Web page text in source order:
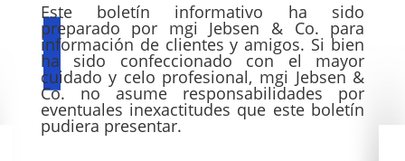
Este boletín informativo ha sido
preparado por mgi Jebsen & Co. para
información de clientes y amigos. Si bien
ha sido confeccionado con el mayor
cuidado y celo profesional, mgi Jebsen &
Co. no asume responsabilidades por
eventuales inexactitudes que este boletín
pudiera presentar.